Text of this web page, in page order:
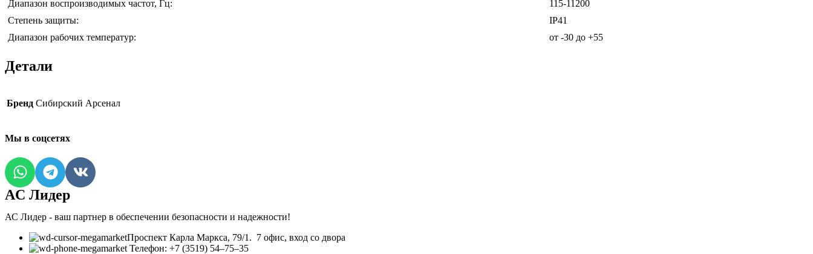
Диапазон воспроизводимых частот, Гц:
115-11200
Степень защиты:
IP41
Диапазон рабочих температур:
от -30 до +55
Детали
Бренд Сибирский Арсенал
Мы в соцсетях
AC Лидер
АС Лидер - ваш партнер в обеспечении безопасности и надежности!
​Проспект Карла Маркса, 79/1. 7 офис, вход со двора
Телефон: +7 (3519) 54‒75‒35